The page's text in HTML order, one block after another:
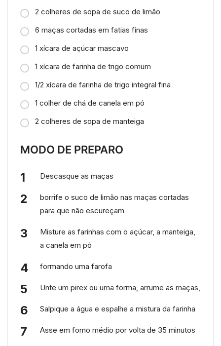
2 colheres de sopa de suco de limão
6 maças cortadas em fatias finas
1 xícara de açúcar mascavo
1 xícara de farinha de trigo comum
1/2 xícara de farinha de trigo integral fina
1 colher de chá de canela em pó
2 colheres de sopa de manteiga
MODO DE PREPARO
Descasque as maças
borrife o suco de limão nas maças cortadas
para que não escureçam
Misture as farinhas com o açúcar, a manteiga,
a canela em pó
formando uma farofa
Unte um pirex ou uma forma, arrume as maças,
Salpique a água e espalhe a mistura da farinha
Asse em forno médio por volta de 35 minutos